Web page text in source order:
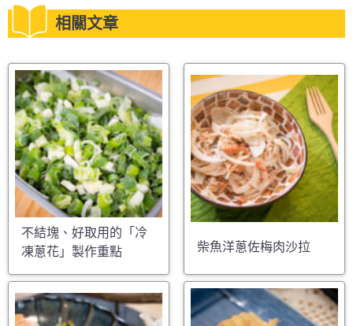
相關文章
不結塊、好取用的「冷
凍蔥花」製作重點
柴魚洋蔥佐梅肉沙拉